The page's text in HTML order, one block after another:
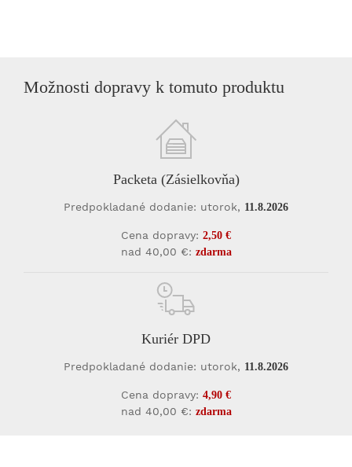
Možnosti dopravy k tomuto produktu
Packeta (Zásielkovňa)
Predpokladané dodanie: utorok, 11.8.2026
Cena dopravy: 2,50 €
nad 40,00 €: zdarma
Kuriér DPD
Predpokladané dodanie: utorok, 11.8.2026
Cena dopravy: 4,90 €
nad 40,00 €: zdarma